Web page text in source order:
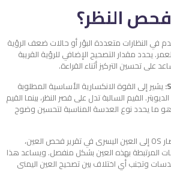
النظر؟
في النظارات متعددة البؤر أو حالات ضعف الرؤية
يحدد مقدار التصحيح الإضافي للرؤية القريبة
على تحسين التركيز أثناء القراءة.
يشير إلى القوة الانكسارية الأساسية المطلوبة
القيم السالبة تدل على قصر النظر، بينما القيم
ما يحدد نوع العدسة المناسبة لتحسين وضوح
يرمز اختصار OS إلى العين اليسرى في تقرير فحص العين،
المرتبطة بهذه العين بشكل منفصل. ويساعد هذا
وتجنب أي اختلاف بين تصحيح العين اليمنى